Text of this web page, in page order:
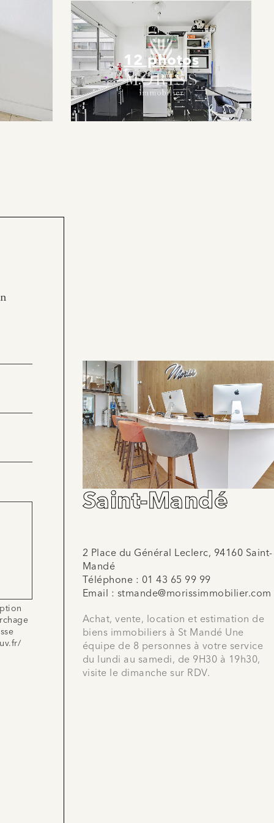
12 photos
Saint-Mandé
2 Place du Général Leclerc, 94160 Saint-
Mandé
Téléphone : 01 43 65 99 99
Email : stmande@morissimmobilier.com
Achat, vente, location et estimation de
biens immobiliers à St Mandé Une
équipe de 8 personnes à votre service
du lundi au samedi, de 9H30 à 19h30,
visite le dimanche sur RDV.